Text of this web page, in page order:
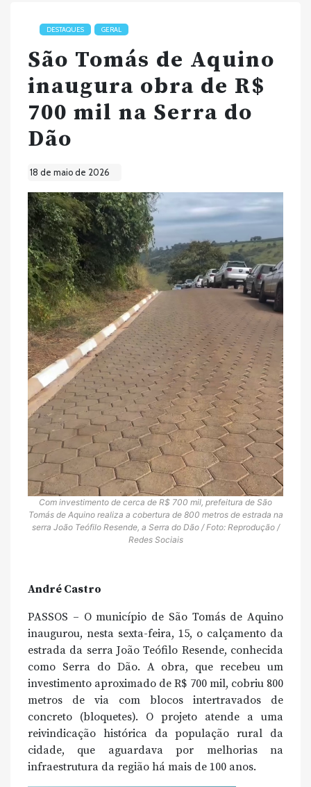
DESTAQUES GERAL
São Tomás de Aquino
inaugura obra de R$
700 mil na Serra do
Dão
18 de maio de 2026
Com investimento de cerca de R$ 700 mil, prefeitura de São
Tomás de Aquino realiza a cobertura de 800 metros de estrada na
serra João Teófilo Resende, a Serra do Dão / Foto: Reprodução /
Redes Sociais
André Castro
PASSOS – O município de São Tomás de Aquino
inaugurou, nesta sexta-feira, 15, o calçamento da
estrada da serra João Teófilo Resende, conhecida
como Serra do Dão. A obra, que recebeu um
investimento aproximado de R$ 700 mil, cobriu 800
metros de via com blocos intertravados de
concreto (bloquetes). O projeto atende a uma
reivindicação histórica da população rural da
cidade, que aguardava por melhorias na
infraestrutura da região há mais de 100 anos.